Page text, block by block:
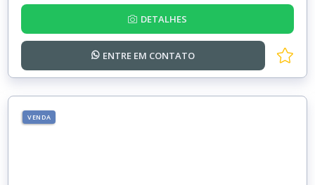
DETALHES
ENTRE EM CONTATO
VENDA